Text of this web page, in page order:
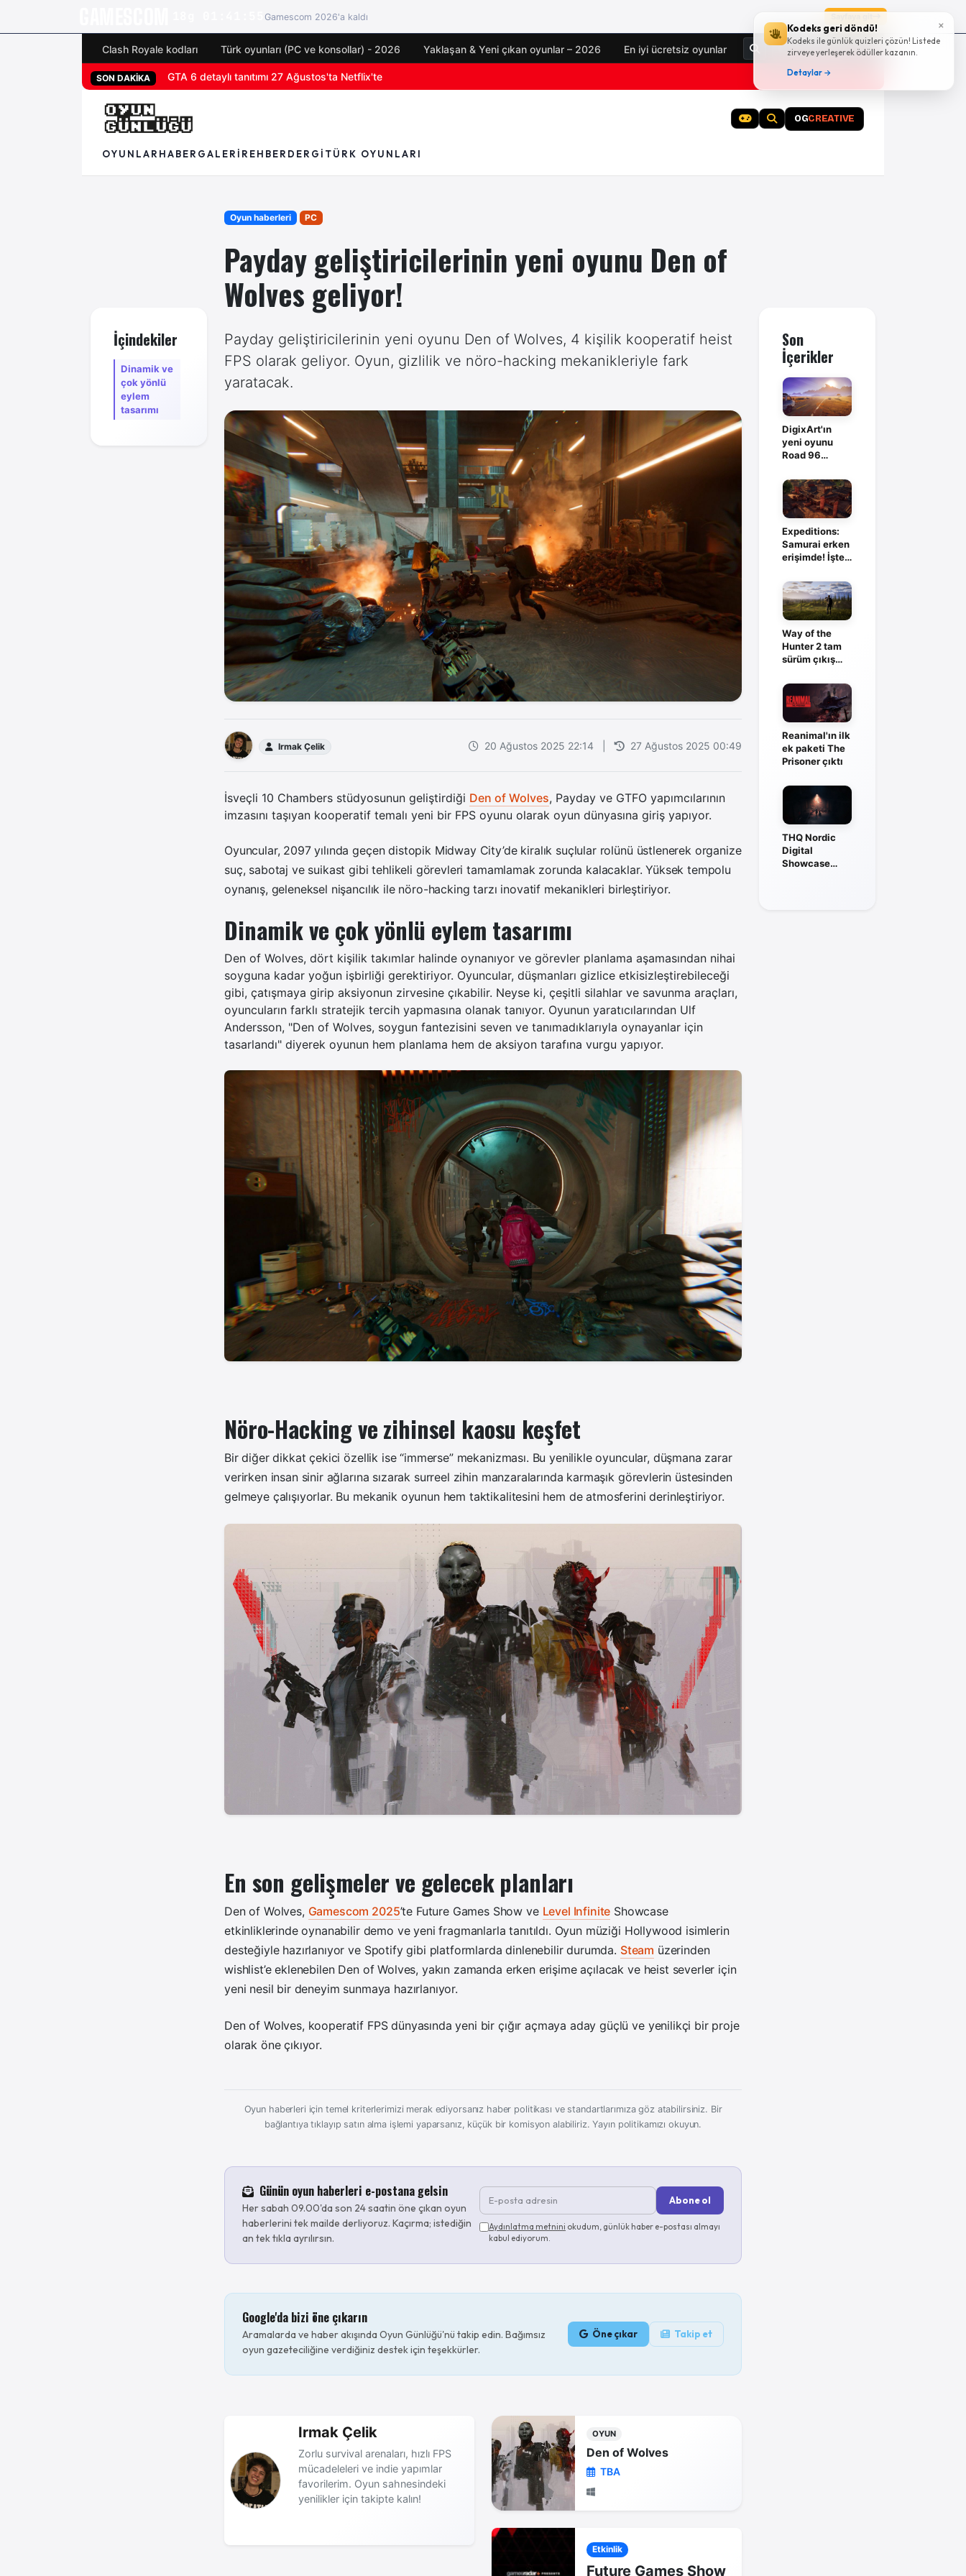
×
Kodeks geri döndü!
Kodeks ile günlük quizleri çözün! Listede
zirveye yerleşerek ödüller kazanın.
Detaylar →
Gamescom 2026'a kaldı
Clash Royale kodları Türk oyunları (PC ve konsollar) - 2026 Yaklaşan & Yeni çıkan oyunlar – 2026 En iyi ücretsiz oyunlar Giriş Yap
SON DAKİKA San Diego Comic-Con 2026 tüm oyun duyuruları
OGCREATIVE
OYUNLAR HABER GALERI REHBER DERGI TÜRK OYUNLARI
İçindekiler
Dinamik ve
çok yönlü
eylem
tasarımı
Oyun haberleri PC
Payday geliştiricilerinin yeni oyunu Den of
Wolves geliyor!
Payday geliştiricilerinin yeni oyunu Den of Wolves, 4 kişilik kooperatif heist
FPS olarak geliyor. Oyun, gizlilik ve nöro-hacking mekanikleriyle fark
yaratacak.
Irmak Çelik 20 Ağustos 2025 22:14 27 Ağustos 2025 00:49
İsveçli 10 Chambers stüdyosunun geliştirdiği Den of Wolves, Payday ve GTFO yapımcılarının
imzasını taşıyan kooperatif temalı yeni bir FPS oyunu olarak oyun dünyasına giriş yapıyor.
Oyuncular, 2097 yılında geçen distopik Midway City’de kiralık suçlular rolünü üstlenerek organize
suç, sabotaj ve suikast gibi tehlikeli görevleri tamamlamak zorunda kalacaklar. Yüksek tempolu
oynanış, geleneksel nişancılık ile nöro-hacking tarzı inovatif mekanikleri birleştiriyor.
Dinamik ve çok yönlü eylem tasarımı
Den of Wolves, dört kişilik takımlar halinde oynanıyor ve görevler planlama aşamasından nihai
soyguna kadar yoğun işbirliği gerektiriyor. Oyuncular, düşmanları gizlice etkisizleştirebileceği
gibi, çatışmaya girip aksiyonun zirvesine çıkabilir. Neyse ki, çeşitli silahlar ve savunma araçları,
oyuncuların farklı stratejik tercih yapmasına olanak tanıyor. Oyunun yaratıcılarından Ulf
Andersson, "Den of Wolves, soygun fantezisini seven ve tanımadıklarıyla oynayanlar için
tasarlandı" diyerek oyunun hem planlama hem de aksiyon tarafına vurgu yapıyor.
Nöro-Hacking ve zihinsel kaosu keşfet
Bir diğer dikkat çekici özellik ise “immerse” mekanizması. Bu yenilikle oyuncular, düşmana zarar
verirken insan sinir ağlarına sızarak surreel zihin manzaralarında karmaşık görevlerin üstesinden
gelmeye çalışıyorlar. Bu mekanik oyunun hem taktikalitesini hem de atmosferini derinleştiriyor.
En son gelişmeler ve gelecek planları
Den of Wolves, Gamescom 2025’te Future Games Show ve Level Infinite Showcase
etkinliklerinde oynanabilir demo ve yeni fragmanlarla tanıtıldı. Oyun müziği Hollywood isimlerin
desteğiyle hazırlanıyor ve Spotify gibi platformlarda dinlenebilir durumda. Steam üzerinden
wishlist’e eklenebilen Den of Wolves, yakın zamanda erken erişime açılacak ve heist severler için
yeni nesil bir deneyim sunmaya hazırlanıyor.
Den of Wolves, kooperatif FPS dünyasında yeni bir çığır açmaya aday güçlü ve yenilikçi bir proje
olarak öne çıkıyor.
Oyun haberleri için temel kriterlerimizi merak ediyorsanız haber politikası ve standartlarımıza göz atabilirsiniz. Bir
bağlantıya tıklayıp satın alma işlemi yaparsanız, küçük bir komisyon alabiliriz.Yayın politikamızı okuyun.
Günün oyun haberleri e-postana gelsin
Her sabah 09.00'da son 24 saatin öne çıkan oyun
haberlerini tek mailde derliyoruz. Kaçırma; istediğin
an tek tıkla ayrılırsın.
Abone ol
Aydınlatma metnini okudum, günlük haber e-postası almayı
kabul ediyorum.
Google'da bizi öne çıkarın
Aramalarda ve haber akışında Oyun Günlüğü'nü takip edin. Bağımsız
oyun gazeteciliğine verdiğiniz destek için teşekkürler.
Öne çıkar Takip et
Irmak Çelik
Zorlu survival arenaları, hızlı FPS
mücadeleleri ve indie yapımlar
favorilerim. Oyun sahnesindeki
yenilikler için takipte kalın!
OYUN
Den of Wolves
TBA
Etkinlik
Future Games Show
Son
İçerikler
DigixArt'ın
yeni oyunu
Road 96
geçecek
Expeditions:
Samurai erken
erişimde! İşte
Way of the
Hunter 2 tam
sürüm çıkış
Reanimal'ın ilk
ek paketi The
Prisoner çıktı
THQ Nordic
Digital
Showcase